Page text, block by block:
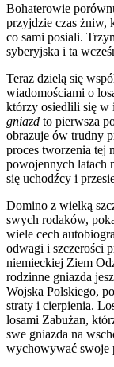
Bohaterowie
przyjdzie czas żniw,
co sami posiali.
syberyjska i ta
Teraz dzielą się
wiadomościami o
którzy osiedlili się w
gniazd to pierwsza
obrazuje ów trudny
proces tworzenia tej
powojennych latach
się uchodźcy i
Domino z wielką
swych rodaków,
wiele cech
odwagi i szczerości
niemieckiej Ziem
rodzinne gniazda
Wojska Polskiego,
straty i cierpienia.
losami Zabużan,
swe gniazda na
wychowywać swoje